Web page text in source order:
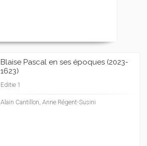
Blaise Pascal en ses époques (2023-
1623)
Editie 1
Alain Cantillon, Anne Régent-Susini